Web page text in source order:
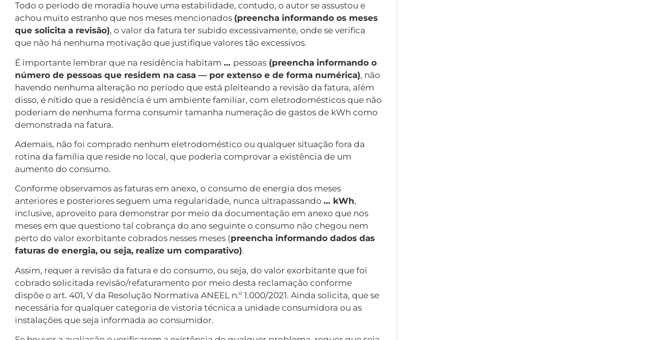
Todo o período de moradia houve uma estabilidade, contudo, o autor se assustou e
achou muito estranho que nos meses mencionados (preencha informando os meses
que solicita a revisão), o valor da fatura ter subido excessivamente, onde se verifica
que não há nenhuma motivação que justifique valores tão excessivos.
É importante lembrar que na residência habitam … pessoas (preencha informando o
número de pessoas que residem na casa — por extenso e de forma numérica), não
havendo nenhuma alteração no período que está pleiteando a revisão da fatura, além
disso, é nítido que a residência é um ambiente familiar, com eletrodomésticos que não
poderiam de nenhuma forma consumir tamanha numeração de gastos de kWh como
demonstrada na fatura.
Ademais, não foi comprado nenhum eletrodoméstico ou qualquer situação fora da
rotina da família que reside no local, que poderia comprovar a existência de um
aumento do consumo.
Conforme observamos as faturas em anexo, o consumo de energia dos meses
anteriores e posteriores seguem uma regularidade, nunca ultrapassando … kWh,
inclusive, aproveito para demonstrar por meio da documentação em anexo que nos
meses em que questiono tal cobrança do ano seguinte o consumo não chegou nem
perto do valor exorbitante cobrados nesses meses (preencha informando dados das
faturas de energia, ou seja, realize um comparativo).
Assim, requer a revisão da fatura e do consumo, ou seja, do valor exorbitante que foi
cobrado solicitada revisão/refaturamento por meio desta reclamação conforme
dispõe o art. 401, V da Resolução Normativa ANEEL n.º 1.000/2021. Ainda solicita, que se
necessária for qualquer categoria de vistoria técnica a unidade consumidora ou as
instalações que seja informada ao consumidor.